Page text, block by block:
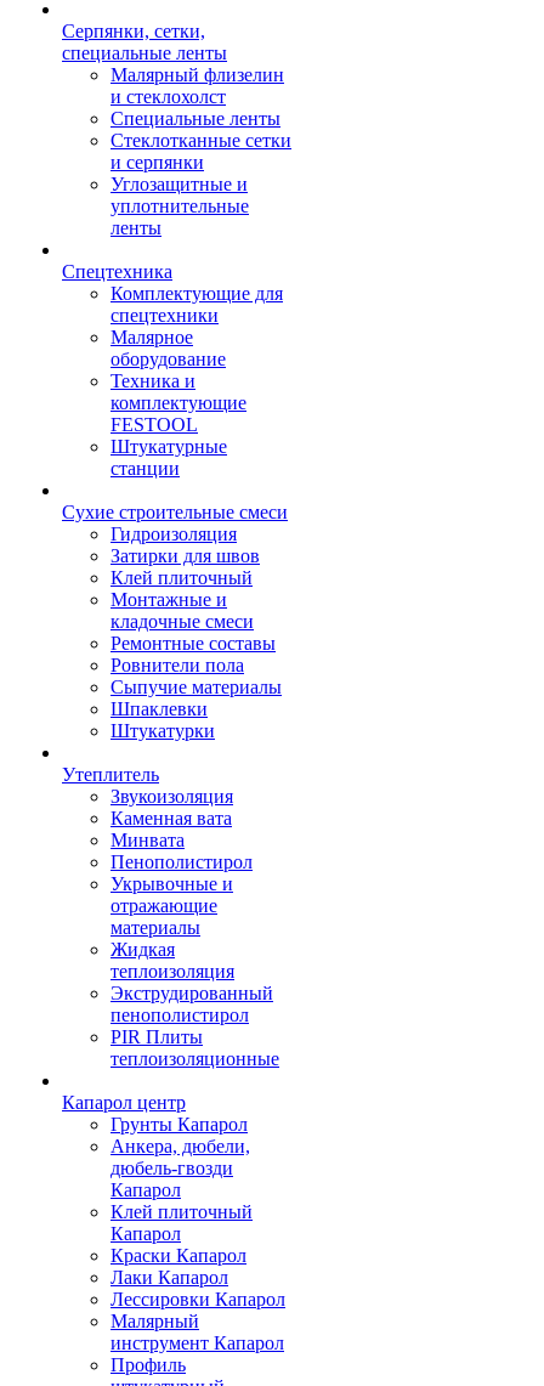
Серпянки, сетки,
специальные ленты
Малярный флизелин
и стеклохолст
Специальные ленты
Стеклотканные сетки
и серпянки
Углозащитные и
уплотнительные
ленты
Спецтехника
Комплектующие для
спецтехники
Малярное
оборудование
Техника и
комплектующие
FESTOOL
Штукатурные
станции
Сухие строительные смеси
Гидроизоляция
Затирки для швов
Клей плиточный
Монтажные и
кладочные смеси
Ремонтные составы
Ровнители пола
Сыпучие материалы
Шпаклевки
Штукатурки
Утеплитель
Звукоизоляция
Каменная вата
Минвата
Пенополистирол
Укрывочные и
отражающие
материалы
Жидкая
теплоизоляция
Экструдированный
пенополистирол
PIR Плиты
теплоизоляционные
Капарол центр
Грунты Капарол
Анкера, дюбели,
дюбель-гвозди
Капарол
Клей плиточный
Капарол
Краски Капарол
Лаки Капарол
Лессировки Капарол
Малярный
инструмент Капарол
Профиль